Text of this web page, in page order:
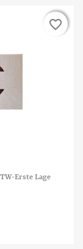
Erste Lage
favorite_border
favorite_border